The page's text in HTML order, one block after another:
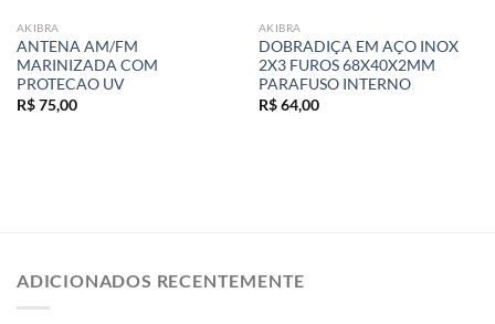
AKIBRA
ANTENA AM/FM
MARINIZADA COM
PROTECAO UV
R$75,00
AKIBRA
DOBRADIÇA EM AÇO INOX
2X3 FUROS 68X40X2MM
PARAFUSO INTERNO
R$64,00
ADICIONADOS RECENTEMENTE